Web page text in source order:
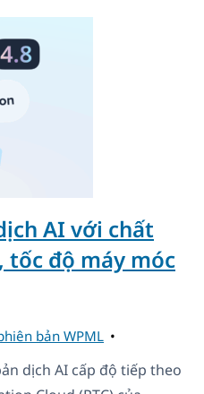
AI với chất
độ máy móc
bản WPML
dịch AI cấp độ tiếp theo